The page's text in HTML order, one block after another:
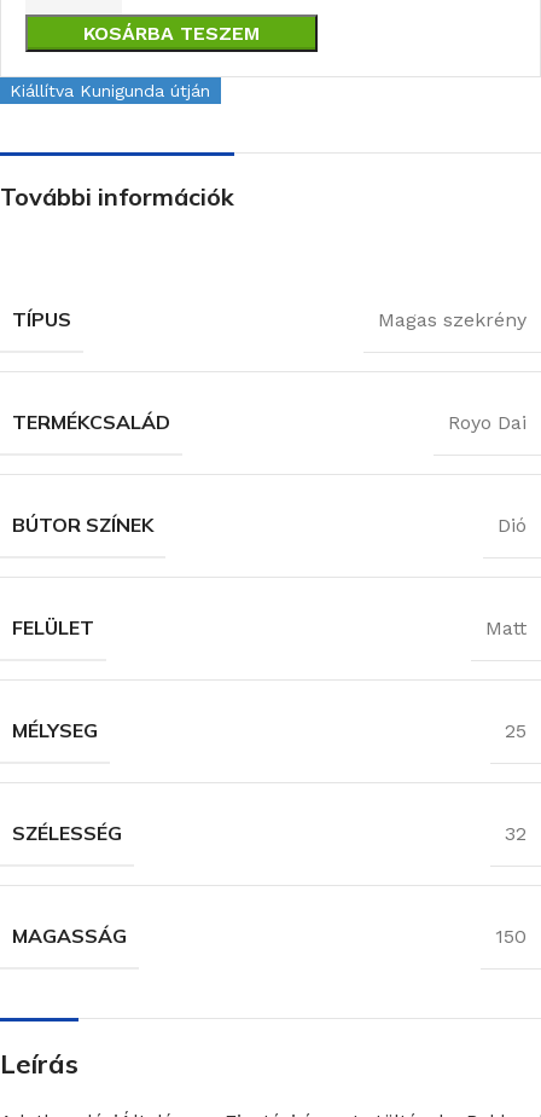
KOSÁRBA TESZEM
Kiállítva Kunigunda útján
További információk
TÍPUS Magas szekrény
TERMÉKCSALÁD Royo Dai
BÚTOR SZÍNEK Dió
FELÜLET Matt
MÉLYSEG 25
SZÉLESSÉG 32
MAGASSÁG 150
Leírás